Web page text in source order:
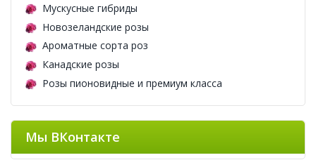
Мускусные гибриды
Новозеландские розы
Ароматные сорта роз
Канадские розы
Розы пионовидные и премиум класса
Мы ВКонтакте